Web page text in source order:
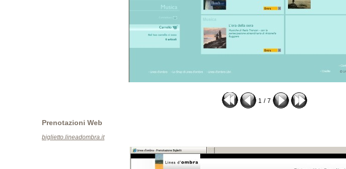
1 / 7
Prenotazioni Web
biglietto.lineadombra.it